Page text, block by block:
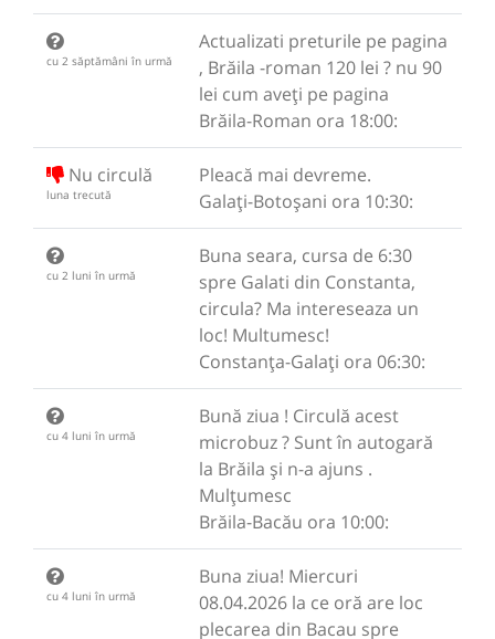
cu 2 săptămâni în urmă
Actualizati preturile pe pagina
, Brăila -roman 120 lei ? nu 90
lei cum aveți pe pagina
Brăila-Roman ora 18:00:
Nu circulă
luna trecută
Pleacă mai devreme.
Galați-Botoșani ora 10:30:
cu 2 luni în urmă
Buna seara, cursa de 6:30
spre Galati din Constanta,
circula? Ma intereseaza un
loc! Multumesc!
Constanța-Galați ora 06:30:
cu 4 luni în urmă
Bună ziua ! Circulă acest
microbuz ? Sunt în autogară
la Brăila și n-a ajuns .
Mulțumesc
Brăila-Bacău ora 10:00:
cu 4 luni în urmă
Buna ziua! Miercuri
08.04.2026 la ce oră are loc
plecarea din Bacau spre